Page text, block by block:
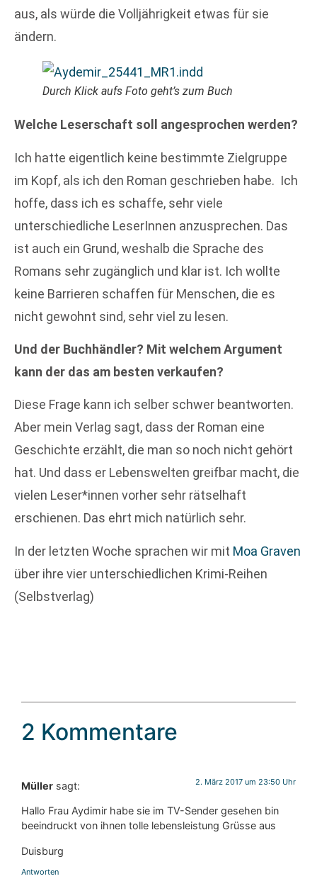
aus, als würde die Volljährigkeit etwas für sie
ändern.
Durch Klick aufs Foto geht’s zum Buch
Welche Leserschaft soll angesprochen werden?
Ich hatte eigentlich keine bestimmte Zielgruppe
im Kopf, als ich den Roman geschrieben habe. Ich
hoffe, dass ich es schaffe, sehr viele
unterschiedliche LeserInnen anzusprechen. Das
ist auch ein Grund, weshalb die Sprache des
Romans sehr zugänglich und klar ist. Ich wollte
keine Barrieren schaffen für Menschen, die es
nicht gewohnt sind, sehr viel zu lesen.
Und der Buchhändler? Mit welchem Argument
kann der das am besten verkaufen?
Diese Frage kann ich selber schwer beantworten.
Aber mein Verlag sagt, dass der Roman eine
Geschichte erzählt, die man so noch nicht gehört
hat. Und dass er Lebenswelten greifbar macht, die
vielen Leser*innen vorher sehr rätselhaft
erschienen. Das ehrt mich natürlich sehr.
In der letzten Woche sprachen wir mit Moa Graven
über ihre vier unterschiedlichen Krimi-Reihen
(Selbstverlag)
2 Kommentare
Müller sagt: 2. März 2017 um 23:50 Uhr
Hallo Frau Aydimir habe sie im TV-Sender gesehen bin
beeindruckt von ihnen tolle lebensleistung Grüsse aus
Duisburg
Antworten